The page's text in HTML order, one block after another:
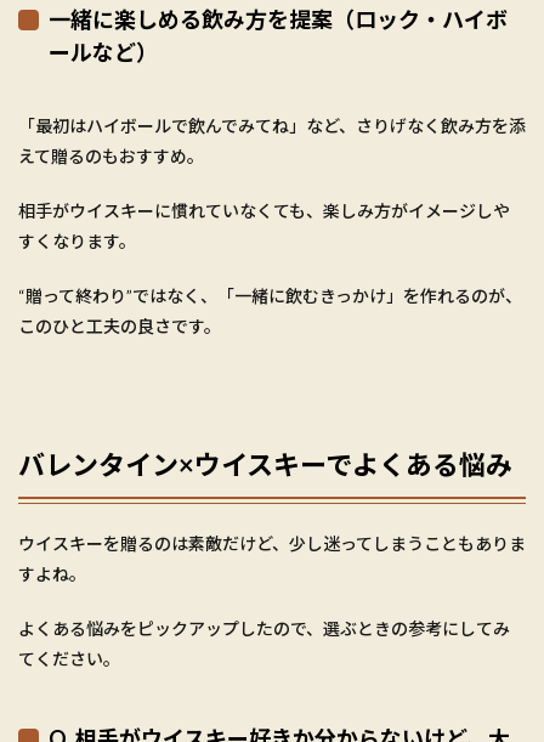
一緒に楽しめる飲み方を提案（ロック・ハイボ
ールなど）
「最初はハイボールで飲んでみてね」など、さりげなく飲み方を添
えて贈るのもおすすめ。
相手がウイスキーに慣れていなくても、楽しみ方がイメージしや
すくなります。
“贈って終わり”ではなく、「一緒に飲むきっかけ」を作れるのが、
このひと工夫の良さです。
バレンタイン×ウイスキーでよくある悩み
ウイスキーを贈るのは素敵だけど、少し迷ってしまうこともありま
すよね。
よくある悩みをピックアップしたので、選ぶときの参考にしてみ
てください。